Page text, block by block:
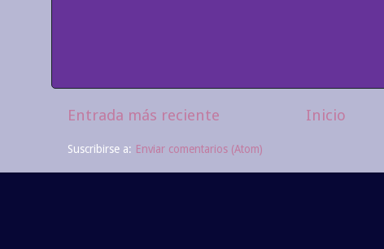
Entrada más reciente Inicio
Suscribirse a: Enviar comentarios (Atom)